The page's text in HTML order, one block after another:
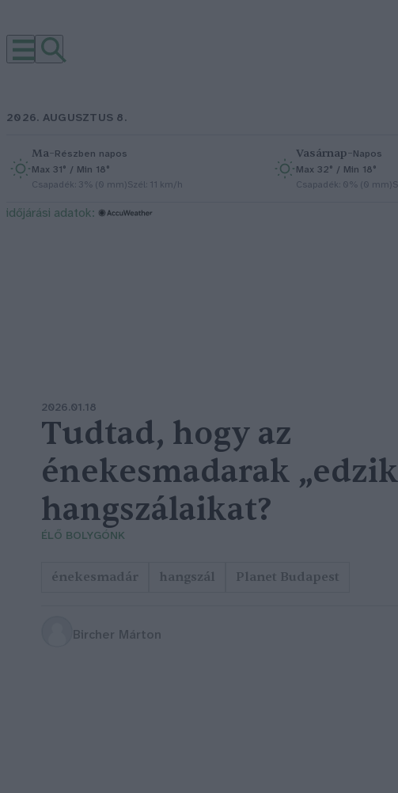
2026. AUGUSZTUS 8.
Ma–Részben napos
Max 31° / Min 18°
Csapadék: 3% (0 mm)Szél: 11 km/h
Vasárnap–Napos
Max 32° / Min 18°
Csapadék: 0% (0 mm)
időjárási adatok:
2026.01.18
Tudtad, hogy az
énekesmadarak
hangszálaikat?
ÉLŐ BOLYGÓNK
énekesmadár hangszál Planet Budapest
Bircher Márton